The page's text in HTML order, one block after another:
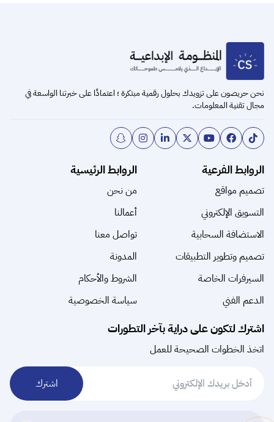
نحن حريصون على تزويدك بحلول رقمية مبتكرة ؛ اعتمادًا على خبرتنا الواسعة في
مجال تقنية المعلومات.
الروابط الفرعية
تصميم مواقع
التسويق الإلكتروني
الاستضافة السحابية
تصميم وتطوير التطبيقات
السيرفرات الخاصة
الدعم الفني
الروابط الرئيسية
من نحن
أعمالنا
تواصل معنا
المدونة
الشروط والأحكام
سياسة الخصوصية
اشترك لتكون على دراية بآخر التطورات
اتخذ الخطوات الصحيحة للعمل
اشترك